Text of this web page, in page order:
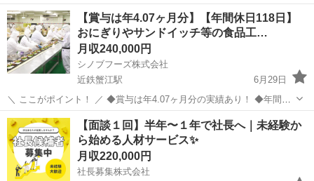
績！ ★年間休日118日 ★完全週休2日制 ★東証上場グループの安定し
た経営基盤！ ★住宅手当や役職手当など福利厚生が充実！ ーーーー...
愛知 弥富市 近鉄蟹江駅 その他 係長
【賞与は年4.07ヶ月分】【年間休日118日】
おにぎりやサンドイッチ等の食品工…
月収240,000円
シノブフーズ株式会社
近鉄蟹江駅
6月29日
＼ ここがポイント！ ／ ◆賞与は年4.07ヶ月分の実績あり！ ◆年間休
日118日でプライベート充実！ ◆リフレッシュ休暇が年10日間あり！
◆未経験から大手で正社員になれる！ ◆充実の住宅手当や役職手当あ
り！ ...
愛知 弥富市 近鉄蟹江駅 その他 業務
【面談１回】半年〜１年で社長へ｜未経験か
ら始める人材サービス✨
月収220,000円
社長募集株式会社